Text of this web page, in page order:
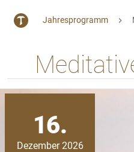
Jahresprogramm
16.
Dezember 2026